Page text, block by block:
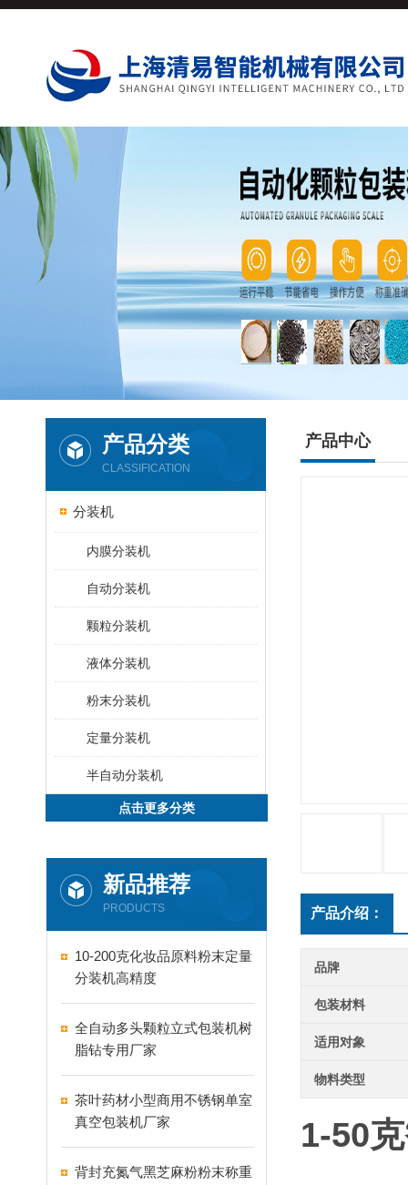
产品分类
CLASSIFICATION
分装机
内膜分装机
自动分装机
颗粒分装机
液体分装机
粉末分装机
定量分装机
半自动分装机
点击更多分类
新品推荐
PRODUCTS
10-200克化妆品原料粉末定量
分装机高精度
全自动多头颗粒立式包装机树
脂钻专用厂家
茶叶药材小型商用不锈钢单室
真空包装机厂家
背封充氮气黑芝麻粉粉末称重
产品中心
产品介绍：
品牌
包装材料
适用对象
物料类型
1-50